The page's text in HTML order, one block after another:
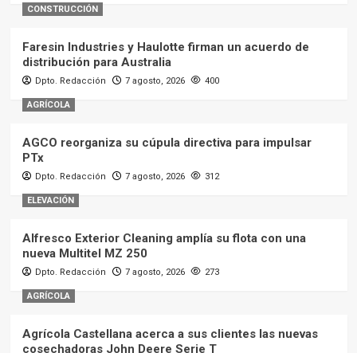
CONSTRUCCIÓN
Faresin Industries y Haulotte firman un acuerdo de
distribución para Australia
Dpto. Redacción 7 agosto, 2026 400
AGRÍCOLA
AGCO reorganiza su cúpula directiva para impulsar
PTx
Dpto. Redacción 7 agosto, 2026 312
ELEVACIÓN
Alfresco Exterior Cleaning amplía su flota con una
nueva Multitel MZ 250
Dpto. Redacción 7 agosto, 2026 273
AGRÍCOLA
Agrícola Castellana acerca a sus clientes las nuevas
cosechadoras John Deere Serie T